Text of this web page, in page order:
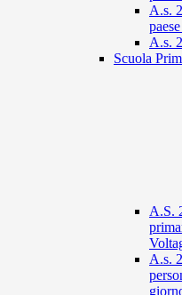
A.s.
A.s.
Scuola
A.S.
A.s.